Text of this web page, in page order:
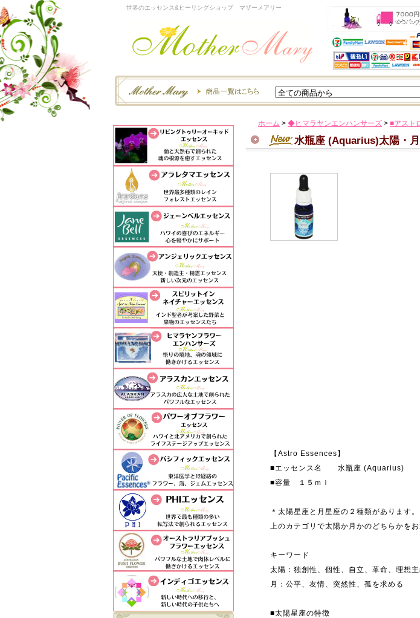
世界のエッセンス&ヒーリングショップ マザーメアリー
ホーム > ◆ヒマラヤンエンハンサーズ > ■アスト
水瓶座 (Aquarius)太陽・月
【Astro Essences】
■エッセンス名 水瓶座 (Aquarius)
■容量 １５ｍｌ
＊太陽星座と月星座の２種類があります。
上のカテゴリで太陽か月かのどちらかを
キーワード
太陽：独創性、個性、自立、革命、理想主
月：公平、友情、突然性、孤を求める
■太陽星座の特徴